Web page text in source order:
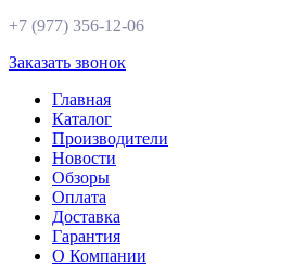
+7 (977) 356-12-06
Заказать звонок
Главная
Каталог
Производители
Новости
Обзоры
Оплата
Доставка
Гарантия
О Компании